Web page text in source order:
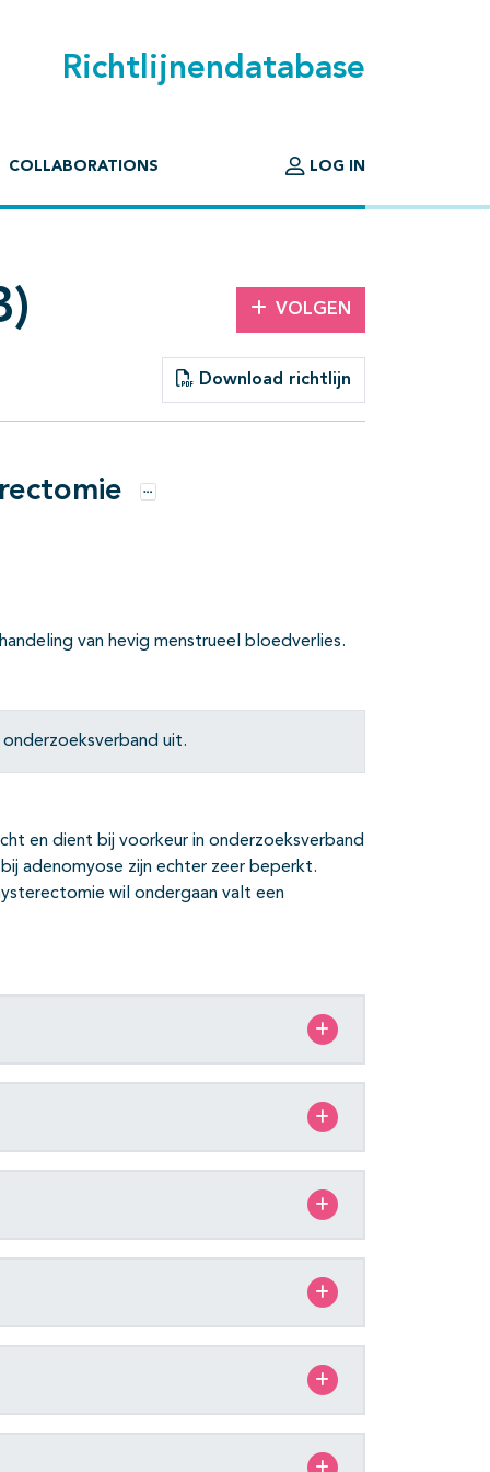
Richtlijnendatabase
COLLABORATIONS LOG IN
VOLGEN
Download richtlijn
Opties
van hevig menstrueel bloedverlies.
uit.
en dient bij voorkeur in onderzoeksverband
adenomyose zijn echter zeer beperkt.
wil ondergaan valt een